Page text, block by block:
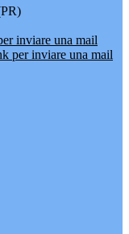
inviare una mail
per inviare una mail